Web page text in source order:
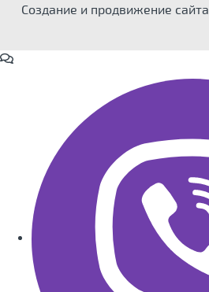
Создание и продвижение сайта